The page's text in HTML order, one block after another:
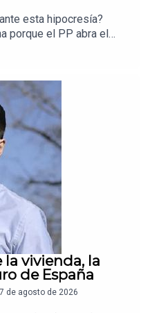
esta hipocresía?
porque el PP abra el
mientras los
pero cuando la tragedia
las manos, dijo
que las
que dilucidarlas más
doble vara de medir
la vivienda, la
de España
de agosto de 2026